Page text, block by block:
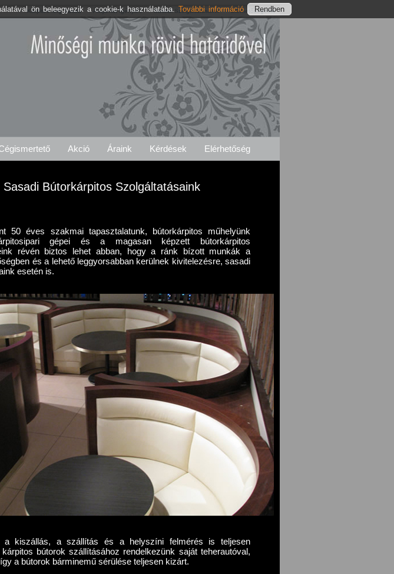
Kárpitos .org Sasad Árajánlat Igénylés Sasadi Szolgáltatásaink Elérhetőségeink
Akció Áraink Kérdések Elérhetőség
Sasadi Bútorkárpitos Szolgáltatásaink
50 éves szakmai tapasztalatunk, bútorkárpitos műhelyünk
gépei és a magasan képzett bútorkárpitos
révén biztos lehet abban, hogy a ránk bízott munkák a
és a lehető leggyorsabban kerülnek kivitelezésre, sasadi
esetén is.
a kiszállás, a szállítás és a helyszíni felmérés is teljesen
bútorok szállításához rendelkezünk saját teherautóval,
a bútorok bárminemű sérülése teljesen kizárt.
ön beleegyezik a cookie-k használatába. További információ